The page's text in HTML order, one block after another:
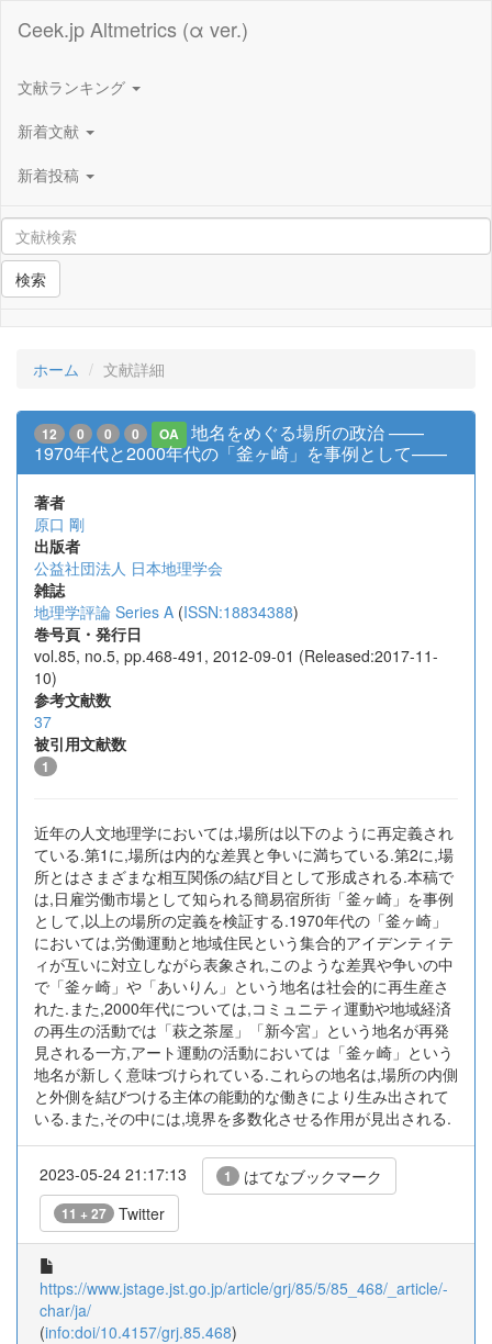
Ceek.jp Altmetrics (α ver.)
文献ランキング
新着文献
新着投稿
検索
ホーム 文献詳細
12 0 0 0 OA
地名をめぐる場所の政治 ——
1970年代と2000年代の「釜ヶ崎」を事例として——
著者
原口 剛
出版者
公益社団法人 日本地理学会
雑誌
地理学評論 Series A (ISSN:18834388)
巻号頁・発行日
vol.85, no.5, pp.468-491, 2012-09-01 (Released:2017-11-
10)
参考文献数
37
被引用文献数
1
近年の人文地理学においては,場所は以下のように再定義され
ている.第1に,場所は内的な差異と争いに満ちている.第2に,場
所とはさまざまな相互関係の結び目として形成される.本稿で
は,日雇労働市場として知られる簡易宿所街「釜ヶ崎」を事例
として,以上の場所の定義を検証する.1970年代の「釜ヶ崎」
においては,労働運動と地域住民という集合的アイデンティテ
ィが互いに対立しながら表象され,このような差異や争いの中
で「釜ヶ崎」や「あいりん」という地名は社会的に再生産さ
れた.また,2000年代については,コミュニティ運動や地域経済
の再生の活動では「萩之茶屋」「新今宮」という地名が再発
見される一方,アート運動の活動においては「釜ヶ崎」という
地名が新しく意味づけられている.これらの地名は,場所の内側
と外側を結びつける主体の能動的な働きにより生み出されて
いる.また,その中には,境界を多数化させる作用が見出される.
2023-05-24 21:17:13 1 はてなブックマーク
11 + 27 Twitter
https://www.jstage.jst.go.jp/article/grj/85/5/85_468/_article/-
char/ja/
(info:doi/10.4157/grj.85.468)